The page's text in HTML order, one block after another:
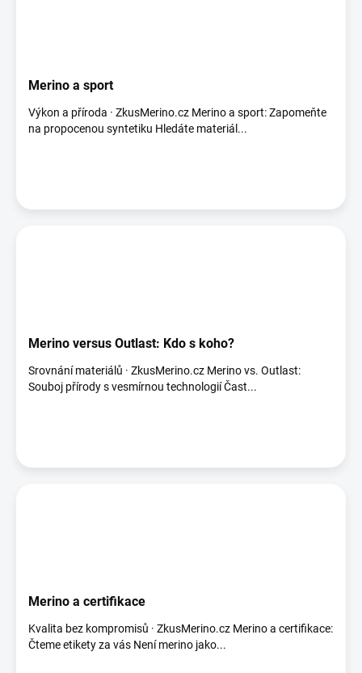
Merino a sport
Výkon a příroda · ZkusMerino.cz Merino a sport: Zapomeňte
na propocenou syntetiku Hledáte materiál...
Merino versus Outlast: Kdo s koho?
Srovnání materiálů · ZkusMerino.cz Merino vs. Outlast:
Souboj přírody s vesmírnou technologií Čast...
Merino a certifikace
Kvalita bez kompromisů · ZkusMerino.cz Merino a certifikace:
Čteme etikety za vás Není merino jako...